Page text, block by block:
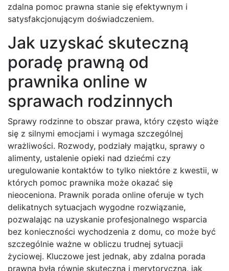
zdalna pomoc prawna stanie się efektywnym i
satysfakcjonującym doświadczeniem.
Jak uzyskać skuteczną
poradę prawną od
prawnika online w
sprawach rodzinnych
Sprawy rodzinne to obszar prawa, który często wiąże
się z silnymi emocjami i wymaga szczególnej
wrażliwości. Rozwody, podziały majątku, sprawy o
alimenty, ustalenie opieki nad dziećmi czy
uregulowanie kontaktów to tylko niektóre z kwestii, w
których pomoc prawnika może okazać się
nieoceniona. Prawnik porada online oferuje w tych
delikatnych sytuacjach wygodne rozwiązanie,
pozwalając na uzyskanie profesjonalnego wsparcia
bez konieczności wychodzenia z domu, co może być
szczególnie ważne w obliczu trudnej sytuacji
życiowej. Kluczowe jest jednak, aby zdalna porada
prawna była równie skuteczna i merytoryczna, jak